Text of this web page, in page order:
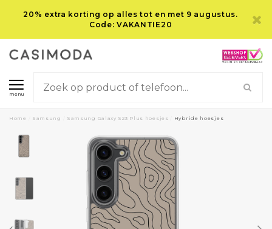
20% extra korting op alles tot en met 9 augustus.
Code: VAKANTIE20
menu
Home Samsung Samsung Galaxy S23 Plus hoesjes Hybride hoesjes